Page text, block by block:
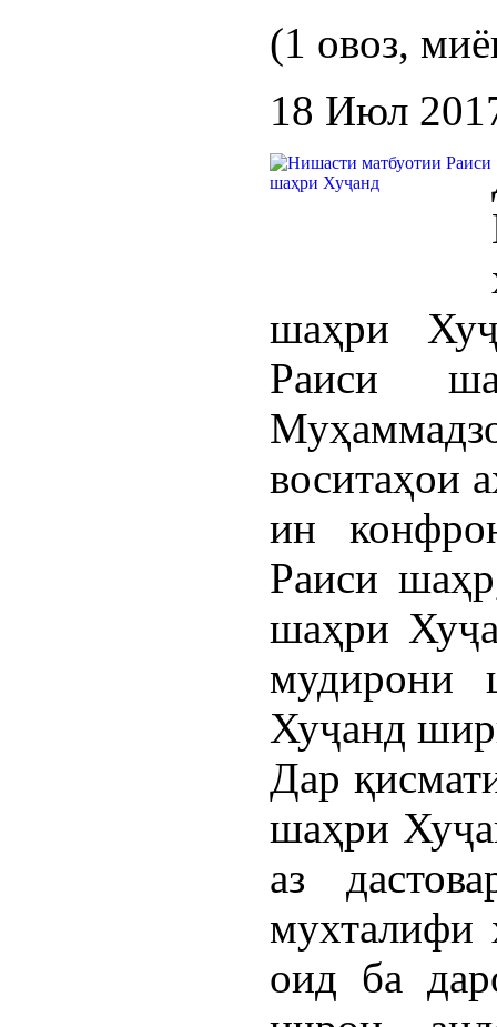
(1 овоз,
18 Июл
шаҳри
Раиси
воситаҳои
ин
Раиси
шаҳри
мудирони
Хуҷанд
Дар
шаҳри
аз
мухталифи
оид ба